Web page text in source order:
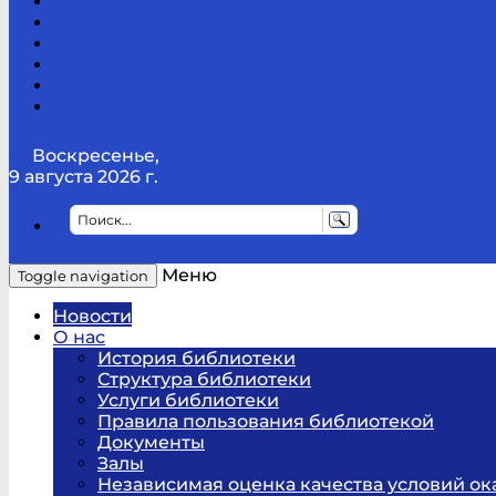
Воскресенье,
9 августа 2026 г.
Toggle navigation
Меню
Новости
О нас
История библиотеки
Структура библиотеки
Услуги библиотеки
Правила пользования библиотекой
Документы
Залы
Независимая оценка качества условий